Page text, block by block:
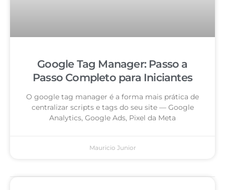
Google Tag Manager: Passo a
Passo Completo para Iniciantes
O google tag manager é a forma mais prática de
centralizar scripts e tags do seu site — Google
Analytics, Google Ads, Pixel da Meta
Mauricio Junior